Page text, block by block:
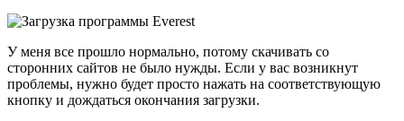
У меня все прошло нормально, потому скачивать со
сторонних сайтов не было нужды. Если у вас возникнут
проблемы, нужно будет просто нажать на соответствующую
кнопку и дождаться окончания загрузки.